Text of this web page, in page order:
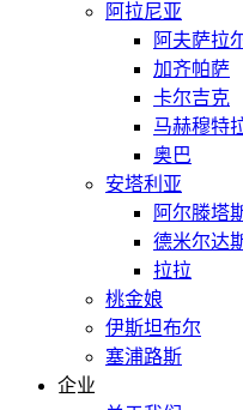
阿拉尼亚
阿夫萨拉
加齐帕萨
卡尔吉克
马赫穆特
奥巴
安塔利亚
阿尔滕塔
德米尔达
拉拉
桃金娘
伊斯坦布尔
塞浦路斯
企业